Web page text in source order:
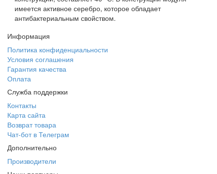
имеется активное серебро, которое обладает
антибактериальным свойством.
Информация
Политика конфиденциальности
Условия соглашения
Гарантия качества
Оплата
Служба поддержки
Контакты
Карта сайта
Возврат товара
Чат-бот в Телеграм
Дополнительно
Производители